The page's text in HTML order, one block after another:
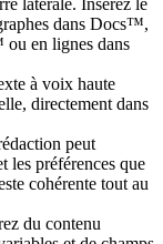
latérale. Insérez le
dans Docs™,
ou en lignes dans
à voix haute
directement dans
peut
les préférences que
cohérente tout au
du contenu